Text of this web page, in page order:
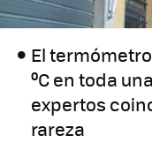
El
ºC en toda
expertos
rareza